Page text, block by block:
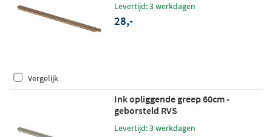
Levertijd: 3 werkdagen
28,-
Vergelijk
Ink opliggende greep 60cm -
geborsteld RVS
Levertijd: 3 werkdagen